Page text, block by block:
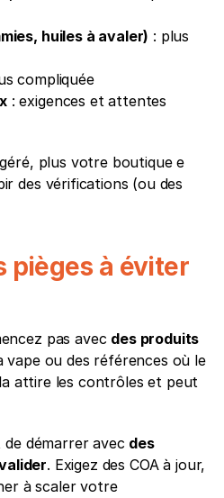
huiles à avaler) : plus
compliquée
: exigences et attentes
plus votre boutique e
des vérifications (ou des
pièges à éviter
pas avec des produits
vape ou des références où le
attire les contrôles et peut
démarrer avec des
. Exigez des COA à jour,
à scaler votre